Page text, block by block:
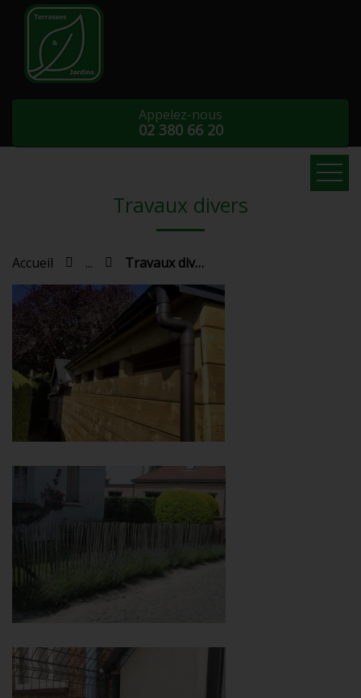
Appelez-nous
02 380 66 20
Accueil
Entretien
Galerie
Travaux divers
Accueil ... Travaux divers